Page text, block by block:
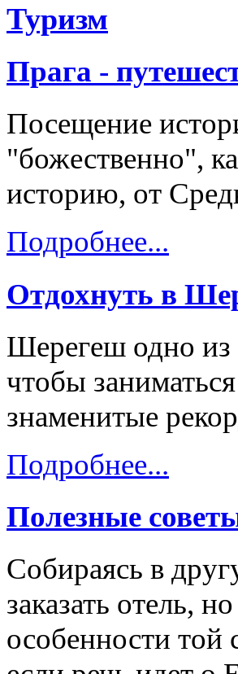
Туризм
Прага -
Посещение
"божественно",
историю, от
Подробнее...
Отдохнуть в
Шерегеш одно из
чтобы
знаменитые
Подробнее...
Полезные
Собираясь в
заказать отель,
особенности той